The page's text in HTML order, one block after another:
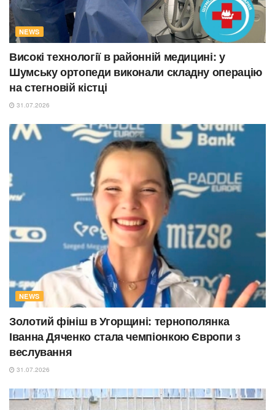
NEWS
Високі технології в районній медицині: у
Шумську ортопеди виконали складну операцію
на стегновій кістці
31.07.2026
NEWS
Золотий фініш в Угорщині: тернополянка
Іванна Дяченко стала чемпіонкою Європи з
веслування
31.07.2026